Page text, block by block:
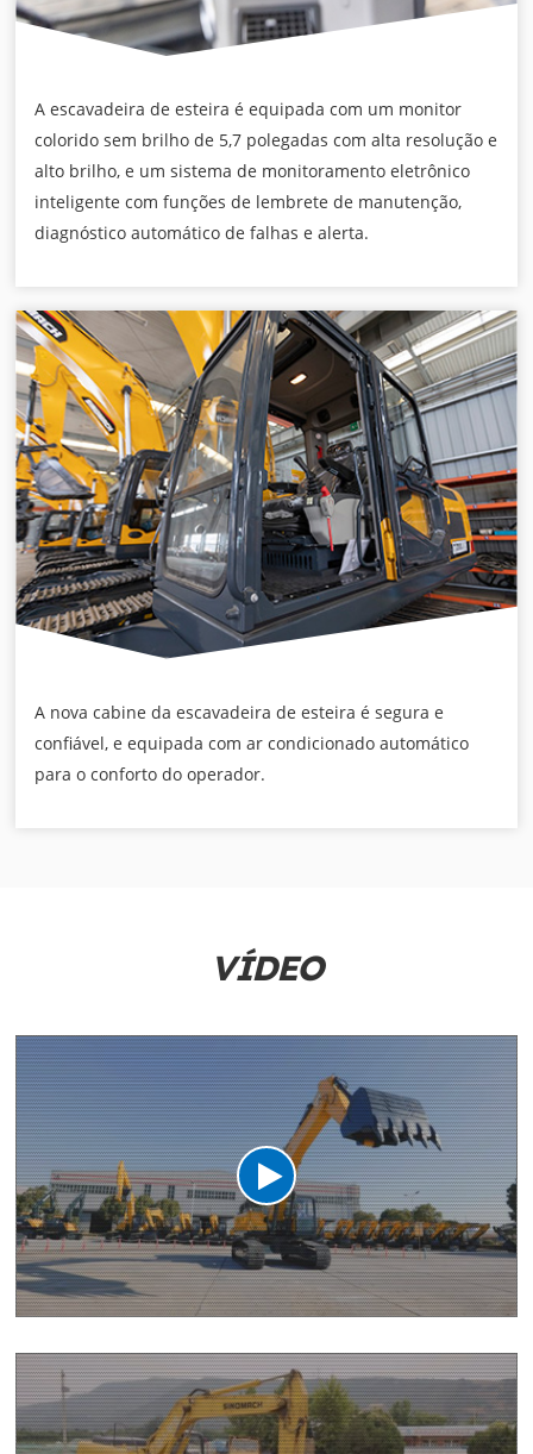
A escavadeira de esteira é equipada com um monitor
colorido sem brilho de 5,7 polegadas com alta resolução e
alto brilho, e um sistema de monitoramento eletrônico
inteligente com funções de lembrete de manutenção,
diagnóstico automático de falhas e alerta.
A nova cabine da escavadeira de esteira é segura e
confiável, e equipada com ar condicionado automático
para o conforto do operador.
VÍDEO